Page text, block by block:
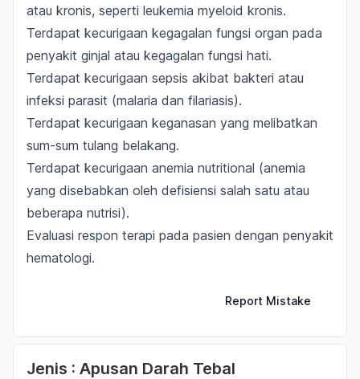
atau kronis, seperti leukemia myeloid kronis.
Terdapat kecurigaan kegagalan fungsi organ pada
penyakit ginjal atau kegagalan fungsi hati.
Terdapat kecurigaan sepsis akibat bakteri atau
infeksi parasit (malaria dan filariasis).
Terdapat kecurigaan keganasan yang melibatkan
sum-sum tulang belakang.
Terdapat kecurigaan anemia nutritional (anemia
yang disebabkan oleh defisiensi salah satu atau
beberapa nutrisi).
Evaluasi respon terapi pada pasien dengan penyakit
hematologi.
Report Mistake
Jenis : Apusan Darah Tebal